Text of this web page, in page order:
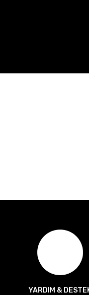
YARDIM &